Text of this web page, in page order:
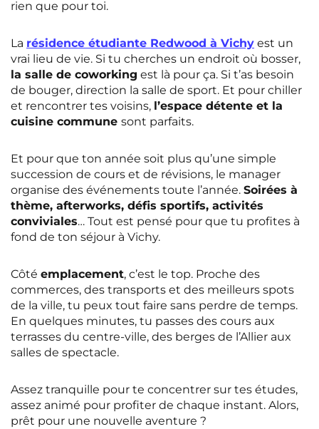
rien que pour toi.
La résidence étudiante Redwood à Vichy est un
vrai lieu de vie. Si tu cherches un endroit où bosser,
la salle de coworking est là pour ça. Si t’as besoin
de bouger, direction la salle de sport. Et pour chiller
et rencontrer tes voisins, l’espace détente et la
cuisine commune sont parfaits.
Et pour que ton année soit plus qu’une simple
succession de cours et de révisions, le manager
organise des événements toute l’année. Soirées à
thème, afterworks, défis sportifs, activités
conviviales… Tout est pensé pour que tu profites à
fond de ton séjour à Vichy.
Côté emplacement, c’est le top. Proche des
commerces, des transports et des meilleurs spots
de la ville, tu peux tout faire sans perdre de temps.
En quelques minutes, tu passes des cours aux
terrasses du centre-ville, des berges de l’Allier aux
salles de spectacle.
Assez tranquille pour te concentrer sur tes études,
assez animé pour profiter de chaque instant. Alors,
prêt pour une nouvelle aventure ?